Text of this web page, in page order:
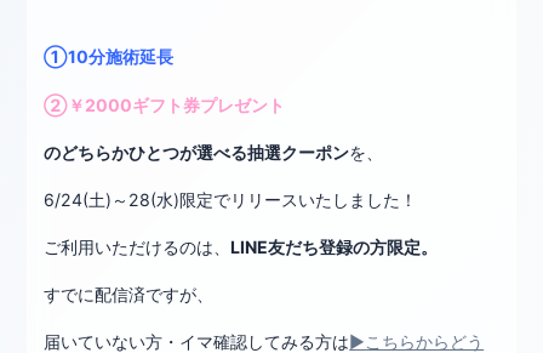
①10分施術延長
②￥2000ギフト券プレゼント
のどちらかひとつが選べる抽選クーポンを、
6/24(土)～28(水)限定でリリースいたしました！
ご利用いただけるのは、LINE友だち登録の方限定。
すでに配信済ですが、
届いていない方・イマ確認してみる方は▶こちらからどう